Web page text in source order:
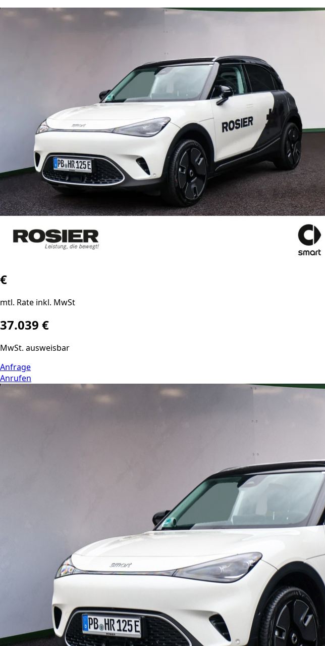
€
mtl. Rate inkl. MwSt
37.039 €
MwSt. ausweisbar
Anfrage
Anrufen